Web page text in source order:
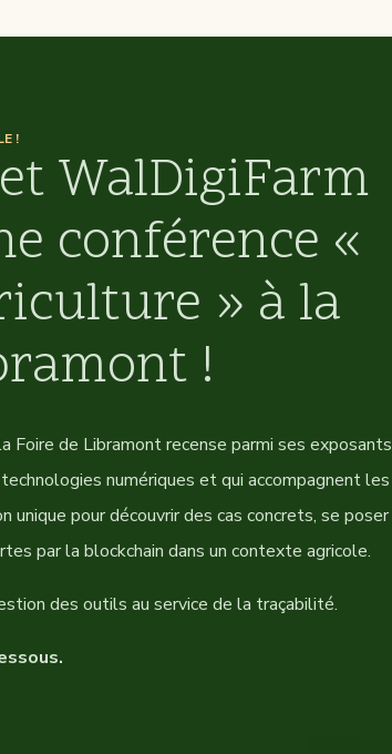
!
WalDigiFarm
conférence «
» à la
!
Foire de Libramont recense parmi ses exposants
numériques et qui accompagnent les
pour découvrir des cas concrets, se poser
par la blockchain dans un contexte agricole.
des outils au service de la traçabilité.